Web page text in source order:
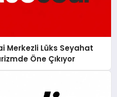
Merkezli Lüks Seyahat
Öne Çıkıyor